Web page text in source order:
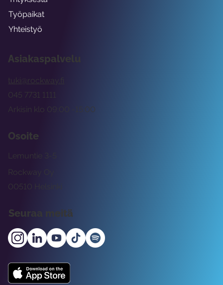
Asiakaspalvelu
tuki@rockway.fi
Arkisin klo 09:00 -15:00
045 7731 1111
Osoite
Rockway Oy
Lemuntie 3-5
00510 Helsinki
Seuraa meitä
Työpaikat
Yhteistyö